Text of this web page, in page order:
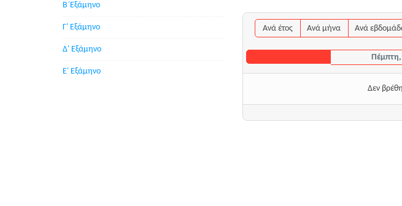
Ανά έτος Ανά μήνα Ανά
Πέμπτη,
Δεν
Β΄Εξάμηνο
Γ' Εξάμηνο
Δ' Εξάμηνο
Ε' Εξάμηνο